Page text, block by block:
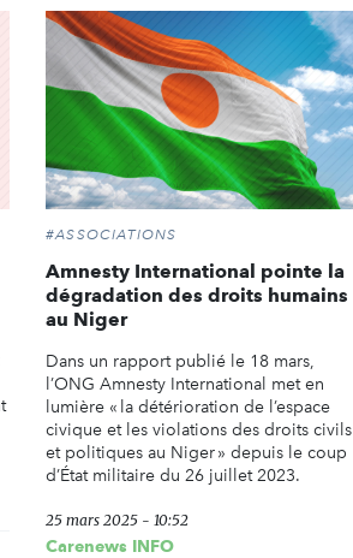
#ASSOCIATIONS
Amnesty International pointe la
dégradation des droits humains
au Niger
Dans un rapport publié le 18 mars,
l’ONG Amnesty International met en
lumière « la détérioration de l’espace
civique et les violations des droits civils
et politiques au Niger » depuis le coup
d’État militaire du 26 juillet 2023.
25 mars 2025 - 10:52
Carenews INFO